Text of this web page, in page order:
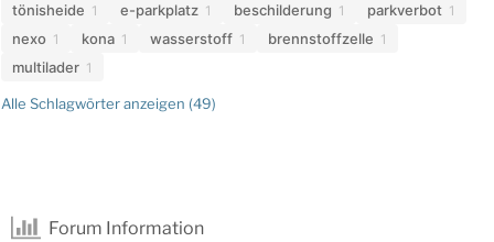
tönisheide 1 e-parkplatz 1 beschilderung 1 parkverbot 1
nexo 1 kona 1 wasserstoff 1 brennstoffzelle 1
multilader 1
Alle Schlagwörter anzeigen (49)
Forum Information